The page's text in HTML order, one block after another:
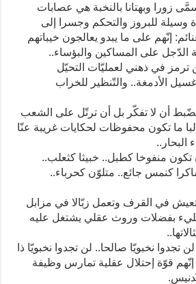
زورا وبهتانا بالنخبة هي عصابات
وسيلة للبروز والتحكم وجسرا إلى
إنّهم على ما يبدو يعالجون خيباتهم
على المساكين والبؤساء..
ترمز في ذهني لعمليّات التحيّل
الأدمغة.. والتّنظير للخراب
أن لا تفكّر بل أن ترتّل على الشعب
ما تكون محفوظات لحكايات غريبة عنّا
تكون منفوخا كطبل.. خبيثا كثعلب..
كنمس جائع.. متلوّن كحرباء..
تعيش في القرف وتعمل زبّالا في مزابل
مليء بفضلات وروث عقلي يشتغل عليه
تجدوا نخبويّا صالحا.. لن تجدوا نخبويّا ذا
قوّة إحتلال عقلية تمارس وظيفة